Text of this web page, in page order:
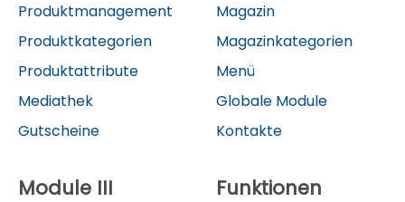
Produktmanagement
Produktkategorien
Produktattribute
Mediathek
Gutscheine
Magazin
Magazinkategorien
Menü
Globale Module
Kontakte
Module III Funktionen